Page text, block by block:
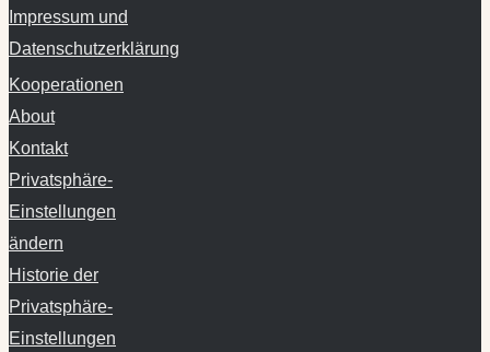
Datenschutzerklärung
Kooperationen
About
Kontakt
Privatsphäre-
Einstellungen
ändern
Historie der
Privatsphäre-
Einstellungen
Einwilligungen